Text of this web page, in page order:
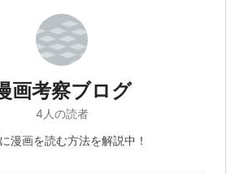
画考察ブログ
4人の読者
漫画を読む方法を解説中！